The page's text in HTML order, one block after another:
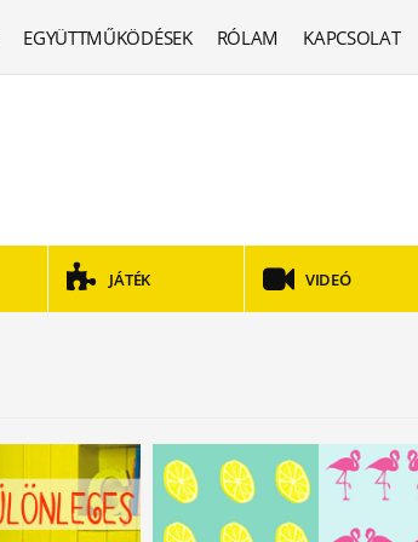
EGYÜTTMŰKÖDÉSEK RÓLAM KAPCSOLAT
JÁTÉK VIDEÓ